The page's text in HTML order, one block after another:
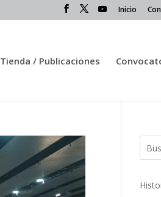
Inicio
Tienda / Publicaciones